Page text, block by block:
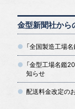
金型新聞社から
「全国製造工場
「金型工場名鑑
知らせ
配送料金改定の